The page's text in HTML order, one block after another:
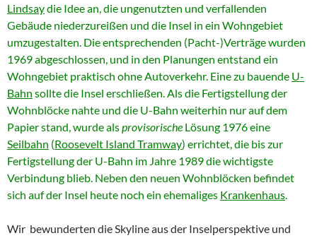
Lindsaydie Idee an, die ungenutzten und verfallenden
Gebäude niederzureißen und die Insel in ein Wohngebiet
umzugestalten. Die entsprechenden (Pacht-)Verträge wurden
1969 abgeschlossen, und in den Planungen entstand ein
Wohngebiet praktisch ohne Autoverkehr. Eine zu bauende U-
Bahn sollte die Insel erschließen. Als die Fertigstellung der
Wohnblöcke nahte und die U-Bahn weiterhin nur auf dem
Papier stand, wurde alsprovisorische Lösung 1976 eine
Seilbahn (Roosevelt Island Tramway) errichtet, die bis zur
Fertigstellung der U-Bahn im Jahre 1989 die wichtigste
Verbindung blieb. Neben den neuen Wohnblöcken befindet
sich auf der Insel heute noch ein ehemaliges Krankenhaus.
Wir bewunderten die Skyline aus der Inselperspektive und